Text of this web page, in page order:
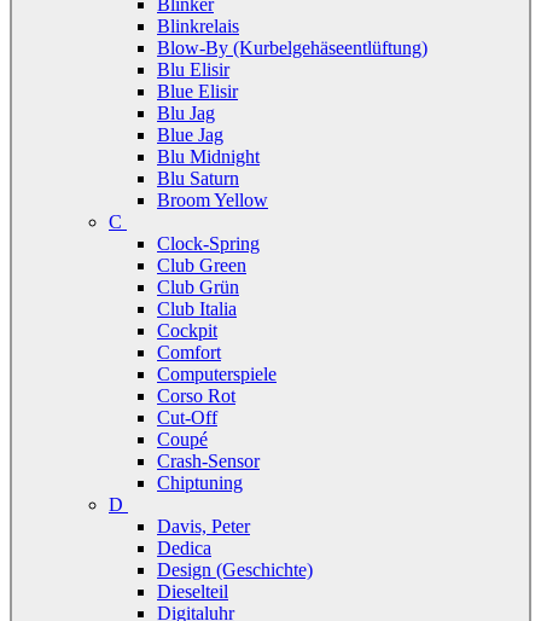
Blinker
Blinkrelais
Blow-By (Kurbelgehäseentlüftung)
Blu Elisir
Blue Elisir
Blu Jag
Blue Jag
Blu Midnight
Blu Saturn
Broom Yellow
C
Clock-Spring
Club Green
Club Grün
Club Italia
Cockpit
Comfort
Computerspiele
Corso Rot
Cut-Off
Coupé
Crash-Sensor
Chiptuning
D
Davis, Peter
Dedica
Design (Geschichte)
Dieselteil
Digitaluhr